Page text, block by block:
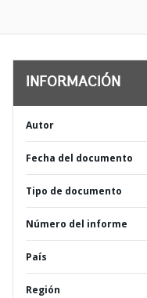
INFORMACIÓN
Autor
Fecha del documento
Tipo de documento
Número del informe
País
Región